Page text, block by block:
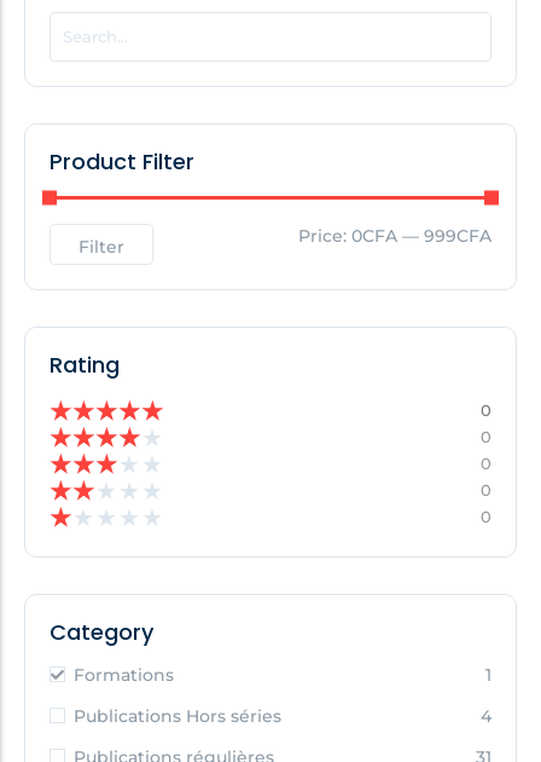
POPULAR THIS WEEK
No Posts Found!
No Posts Found!
Product Filter
Filter Price: 0CFA — 999CFA
Rating
★★★★★ 0
★★★★★ 0
★★★★ ★ 0
★★★ ★ ★ 0
★★ ★ ★ ★ 0
Category
Formations
1
Publications Hors séries
4
Publications régulières
31